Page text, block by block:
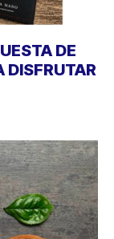
DE
DISFRUTAR